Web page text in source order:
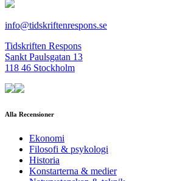
info@tidskriftenrespons.se
Tidskriften Respons
Sankt Paulsgatan 13
118 46 Stockholm
Alla Recensioner
Ekonomi
Filosofi & psykologi
Historia
Konstarterna & medier